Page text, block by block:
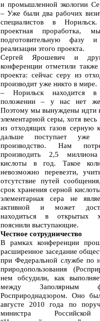
и промышленной экологии
– Уже были два рабочих
специалистов в
проектная проработка,
подготовительную фазу
реализации этого проекта.
Сергей Ярошевич и
конференции отметили также
проекта: сейчас серу из
производит уже никто в мире.
– Норильск находится в
положении – у нас нет
Поэтому мы вынуждены идти
элементарной серы, хотя
из отходящих газов серную
дальше поступает уже
производство. Нам
производить 2,5
кислоты в год. Такое
невозможно перевезти,
отсутствие путей
срок хранения серной
элементарная сера не
активной и может
находиться в открытых
пояснили выступающие.
Честное сотрудничество
В рамках конференции
расширенное заседание
при Федеральной службе по
природопользования
нем обсудили, как
между Заполярным
Росприроднадзором. Оно
августе 2010 года по
министра